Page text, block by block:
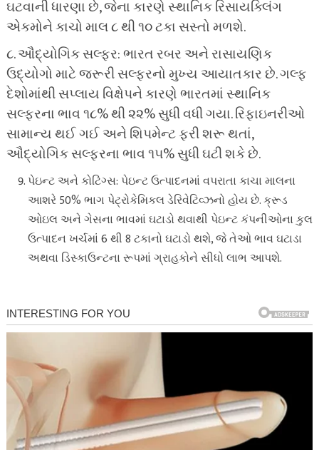
ઘટવાની ધારણા છે, જેના કારણે સ્થાનિક રિસાયક્લિંગ
એકમોને કાચો માલ ૮ થી ૧૦ ટકા સસ્તો મળશે.
૮. ઔદ્યોગિક સલ્ફર: ભારત રબર અને રાસાયણિક
ઉદ્યોગો માટે જરૂરી સલ્ફરનો મુખ્ય આયાતકાર છે. ગલ્ફ
દેશોમાંથી સપ્લાય વિક્ષેપને કારણે ભારતમાં સ્થાનિક
સલ્ફરના ભાવ ૧૮% થી ૨૨% સુધી વધી ગયા. રિફાઇનરીઓ
સામાન્ય થઈ ગઈ અને શિપમેન્ટ ફરી શરૂ થતાં,
ઔદ્યોગિક સલ્ફરના ભાવ ૧૫% સુધી ઘટી શકે છે.
પેઇન્ટ અને કોટિંગ્સ: પેઇન્ટ ઉત્પાદનમાં વપરાતા કાચા માલના
આશરે 50% ભાગ પેટ્રોકેમિકલ ડેરિવેટિવ્ઝનો હોય છે. ક્રૂડ
ઓઇલ અને ગેસના ભાવમાં ઘટાડો થવાથી પેઇન્ટ કંપનીઓના કુલ
ઉત્પાદન ખર્ચમાં 6 થી 8 ટકાનો ઘટાડો થશે, જે તેઓ ભાવ ઘટાડા
અથવા ડિસ્કાઉન્ટના રૂપમાં ગ્રાહકોને સીધો લાભ આપશે.